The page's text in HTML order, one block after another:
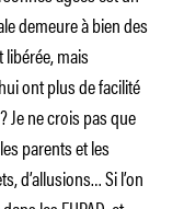
demeure à bien des
mais
ont plus de facilité
Je ne crois pas que
parents et les
d’allusions… Si l’on